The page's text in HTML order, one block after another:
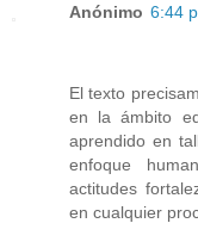
Anónimo 6:44
El texto
en la ámbito
aprendido en
enfoque
actitudes
en cualquier